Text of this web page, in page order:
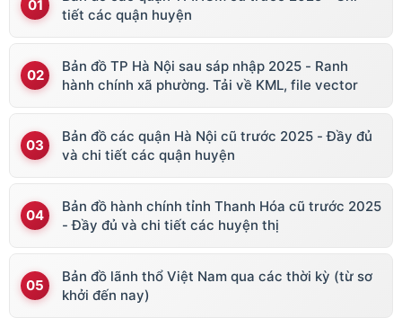
tiết các quận huyện
Bản đồ TP Hà Nội sau sáp nhập 2025 - Ranh
hành chính xã phường. Tải về KML, file vector
Bản đồ các quận Hà Nội cũ trước 2025 - Đầy đủ
và chi tiết các quận huyện
Bản đồ hành chính tỉnh Thanh Hóa cũ trước 2025
- Đầy đủ và chi tiết các huyện thị
Bản đồ lãnh thổ Việt Nam qua các thời kỳ (từ sơ
khởi đến nay)